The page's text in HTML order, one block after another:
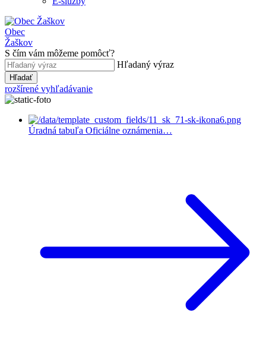
Obec
Žaškov
S čím vám môžeme pomôcť?
Hľadaný výraz
Hľadať
rozšírené vyhľadávanie
Úradná tabuľa Oficiálne oznámenia…